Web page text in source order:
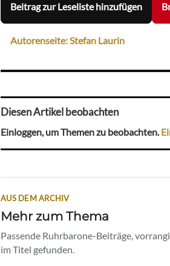
Beitrag zur Leseliste hinzufügen
Autorenseite: Stefan Laurin
Diesen Artikel beobachten
Einloggen, um Themen zu beobachten.
AUS DEM ARCHIV
Mehr zum Thema
Passende Ruhrbarone-Beiträge,
im Titel gefunden.